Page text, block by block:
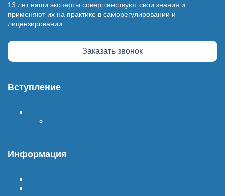
13 лет наши эксперты совершенствуют свои знания и
применяют их на практике в саморегулировании и
лицензировании.
Заказать звонок
Вступление
Информация